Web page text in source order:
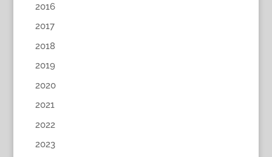
2016
2017
2018
2019
2020
2021
2022
2023